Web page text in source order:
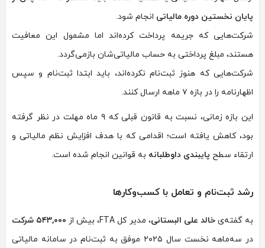
پایان نخستین دوره مالیاتی انجام شود.
شرکت‌هایی که جریمه پرداخت کرده‌اند اما مشمول این معافیت
هستند، مبلغ پرداختی به حساب مالیاتی‌شان بازمی‌گردد.
شرکت‌هایی که هنوز ثبت‌نام نکرده‌اند، باید ابتدا ثبت‌نام و سپس
اظهارنامه را در بازه ۷ ماهه ارسال کنند.
این بازه زمانی، نسبت به قانون قبلی که ۹ ماه مهلت در نظر گرفته
بود، کاهش یافته است؛ اقدامی که با هدف افزایش نظم مالیاتی و
ارتقاء سطح پایبندی داوطلبانه به قوانین انجام شده است.
رشد ثبت‌نام و تعامل با کسب‌وکارها
به گفته‌یخالد علی البستانی، مدیر کل FTA، بیش از
۵۴۳,۰۰۰ شرکت
در سه‌ماهه نخست سال ۲۰۲۵ موفق به ثبت‌نام در سامانه مالیاتی